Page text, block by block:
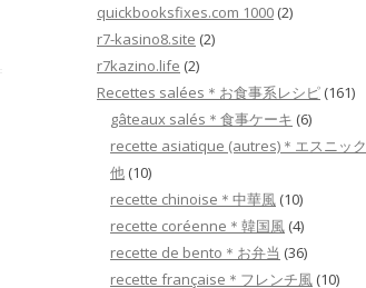
quickbooksfixes.com 1000 (2)
r7-kasino8.site (2)
r7kazino.life (2)
Recettes salées＊お食事系レシピ (161)
gâteaux salés＊食事ケーキ (6)
recette asiatique (autres)＊エスニック
他 (10)
recette chinoise＊中華風 (10)
recette coréenne＊韓国風 (4)
recette de bento＊お弁当 (36)
recette française＊フレンチ風 (10)